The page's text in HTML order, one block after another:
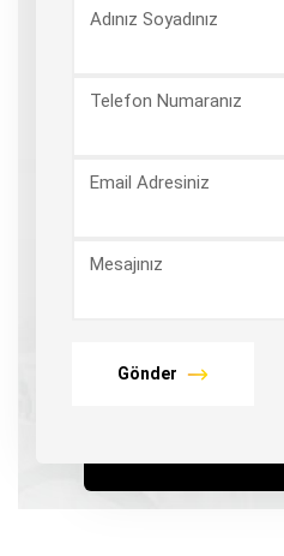
Adınız Soyadınız
Telefon Numaranız
Email Adresiniz
Mesajınız
Gönder